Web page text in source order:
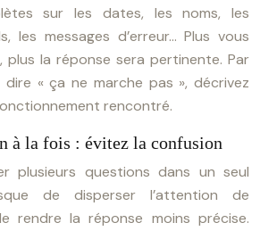
sur les dates, les noms, les
les messages d’erreur… Plus vous
plus la réponse sera pertinente. Par
dire « ça ne marche pas », décrivez
rencontré.
à la fois : évitez la confusion
plusieurs questions dans un seul
de disperser l’attention de
rendre la réponse moins précise.